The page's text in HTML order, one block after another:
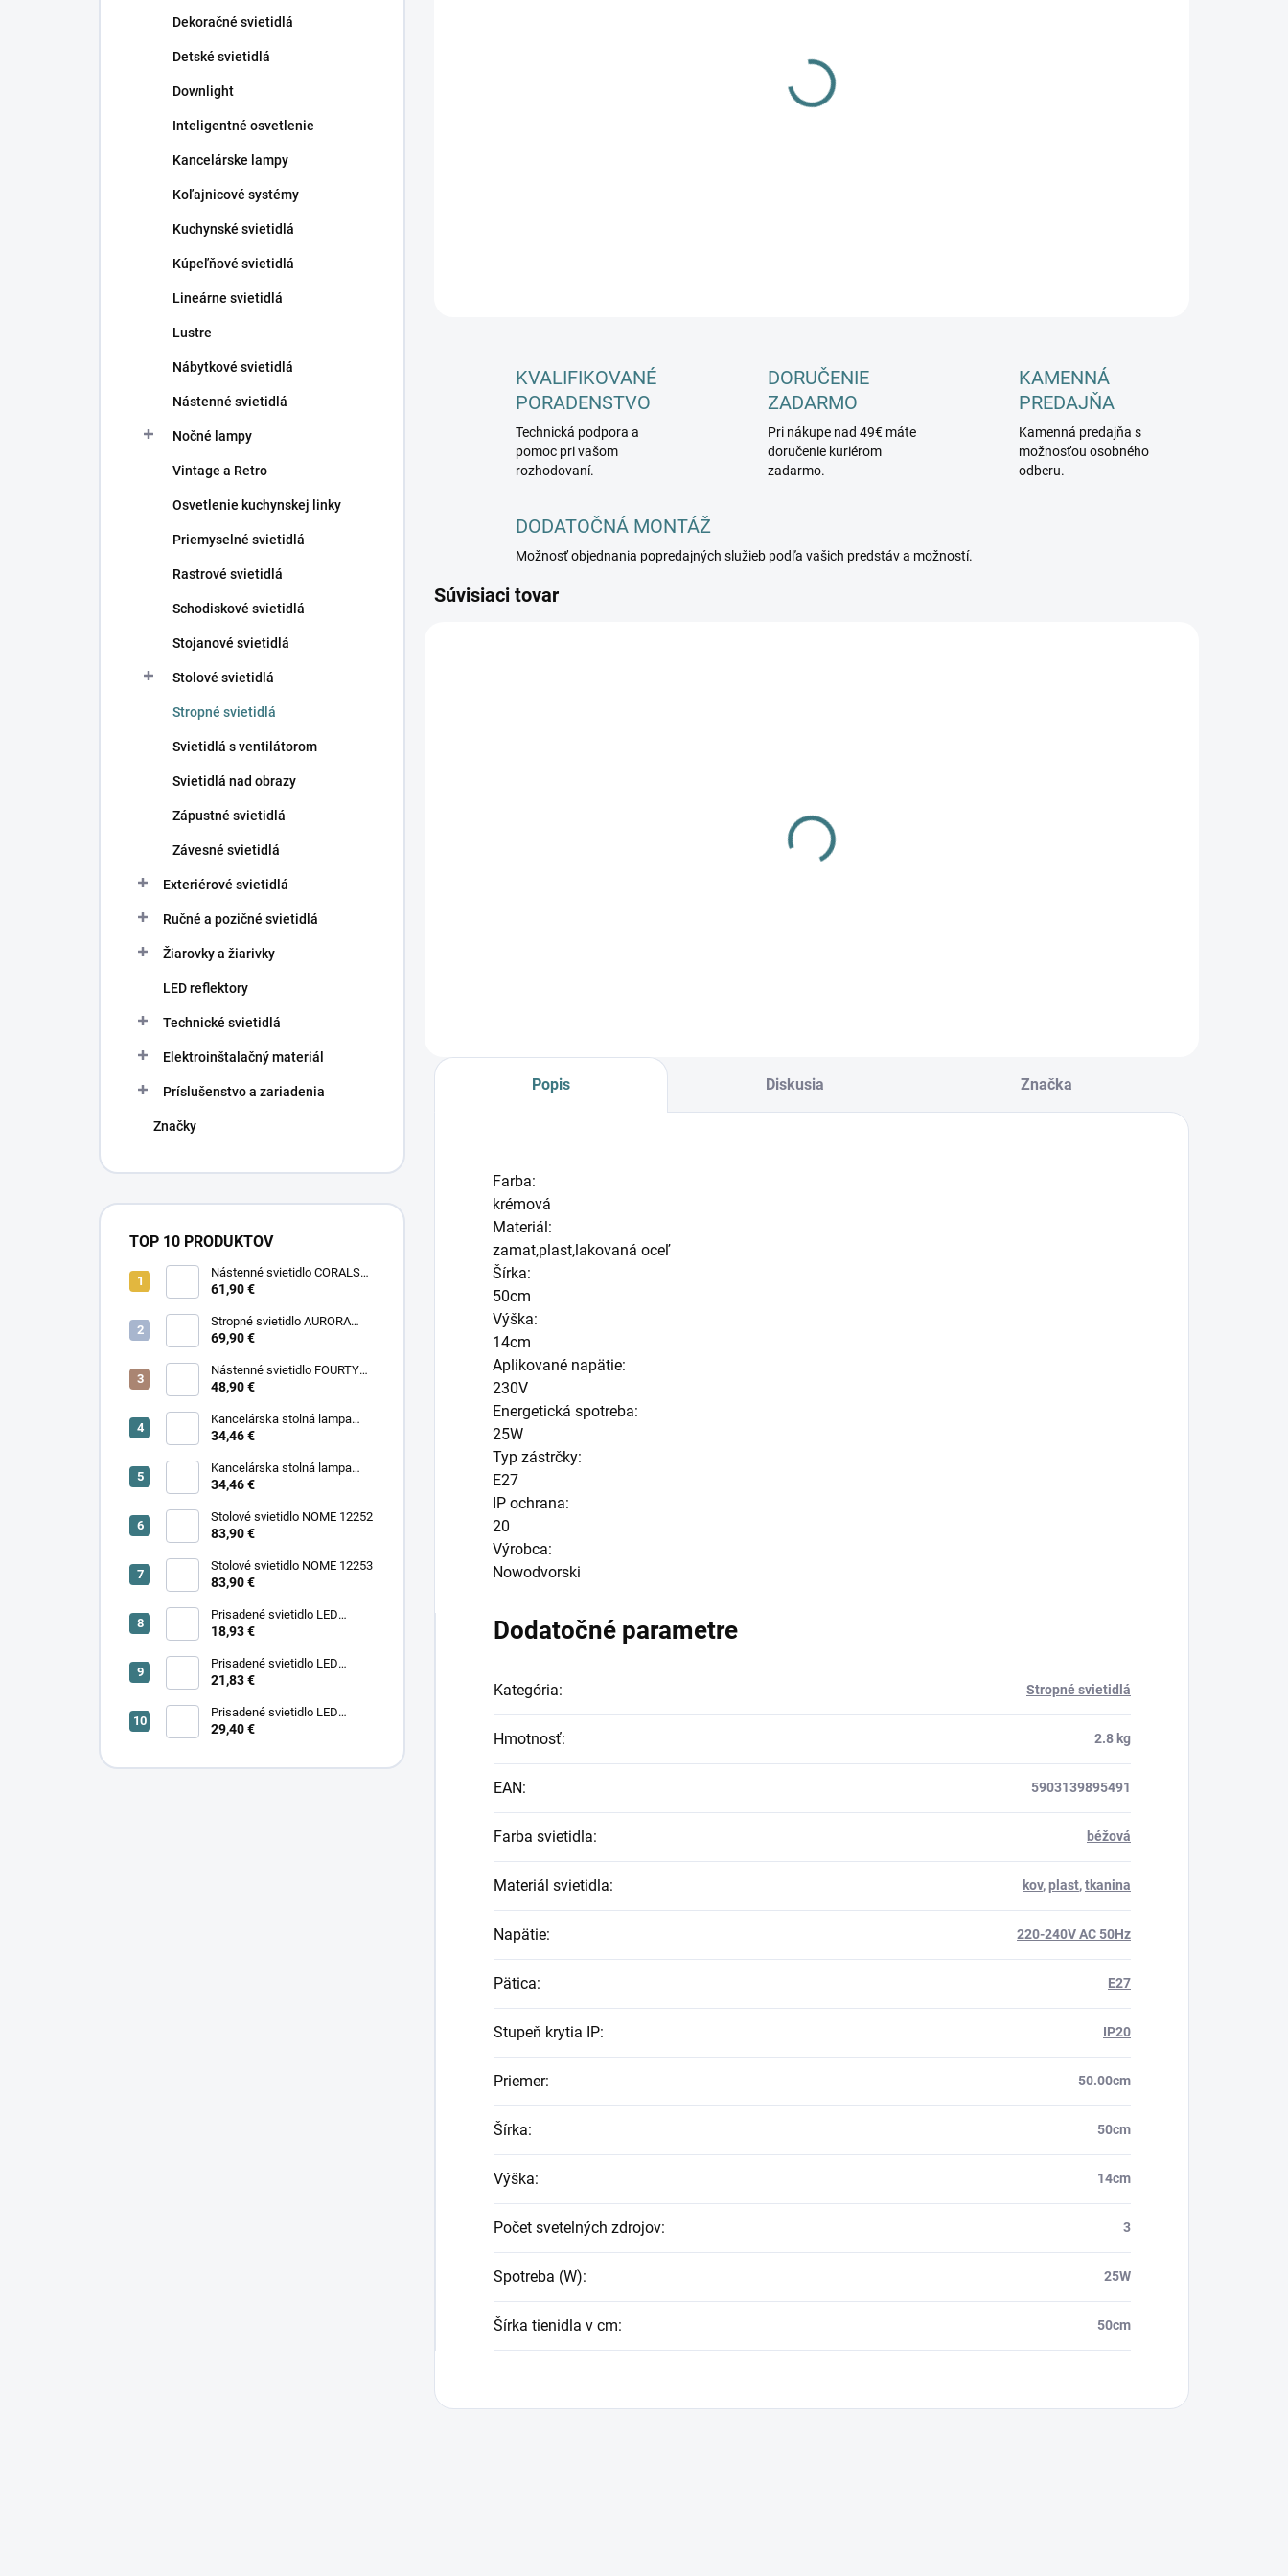
Dekoračné svietidlá
Detské svietidlá
Downlight
Inteligentné osvetlenie
Kancelárske lampy
Koľajnicové systémy
Kuchynské svietidlá
Kúpeľňové svietidlá
Lineárne svietidlá
Lustre
Nábytkové svietidlá
Nástenné svietidlá
Nočné lampy
Vintage a Retro
Osvetlenie kuchynskej linky
Priemyselné svietidlá
Rastrové svietidlá
Schodiskové svietidlá
Stojanové svietidlá
Stolové svietidlá
Stropné svietidlá
Svietidlá s ventilátorom
Svietidlá nad obrazy
Zápustné svietidlá
Závesné svietidlá
Exteriérové svietidlá
Ručné a pozičné svietidlá
Žiarovky a žiarivky
LED reflektory
Technické svietidlá
Elektroinštalačný materiál
Príslušenstvo a zariadenia
Značky
TOP 10 PRODUKTOV
Nástenné svietidlo CORALS
11977
61,90 €
Stropné svietidlo AURORA
11971
69,90 €
Nástenné svietidlo FOURTY
WALL S 10888
48,90 €
Kancelárska stolná lampa
PIXA KT-40-GR BL 90420
34,46 €
Kancelárska stolná lampa
PIXA KT-40-BE 90419
34,46 €
Stolové svietidlo NOME 12252
83,90 €
Stolové svietidlo NOME 12253
83,90 €
Prisadené svietidlo LED
18,93 €
Prisadené svietidlo LED
SONOR CCT UP 6W B 24365
21,83 €
Prisadené svietidlo LED
29,40 €
DETAILNÉ INFORMÁCIE
KVALIFIKOVANÉ
PORADENSTVO
Technická podpora a
pomoc pri vašom
rozhodovaní.
DORUČENIE
ZADARMO
Pri nákupe nad 49€ máte
doručenie kuriérom
zadarmo.
KAMENNÁ
PREDAJŇA
Kamenná predajňa s
možnosťou osobného
odberu.
DODATOČNÁ MONTÁŽ
Možnosť objednania popredajných služieb podľa vašich predstáv a možností.
Súvisiaci tovar
Popis Diskusia Značka
Farba:
krémová
Materiál:
zamat,plast,lakovaná oceľ
Šírka:
50cm
Výška:
14cm
Aplikované napätie:
230V
Energetická spotreba:
25W
Typ zástrčky:
E27
IP ochrana:
20
Výrobca:
Nowodvorski
Dodatočné parametre
Kategória: Stropné svietidlá
Hmotnosť: 2.8 kg
EAN: 5903139895491
Farba svietidla: béžová
Materiál svietidla: kov,plast,tkanina
Napätie: 220-240V AC 50Hz
Pätica: E27
Stupeň krytia IP: IP20
Priemer: 50.00cm
Šírka: 50cm
Výška: 14cm
Počet svetelných zdrojov: 3
Spotreba (W): 25W
Šírka tienidla v cm: 50cm